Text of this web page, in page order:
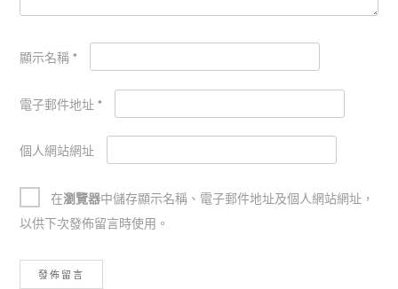
顯示名稱 *
電子郵件地址 *
個人網站網址
在瀏覽器中儲存顯示名稱、電子郵件地址及個人網站網址，
以供下次發佈留言時使用。